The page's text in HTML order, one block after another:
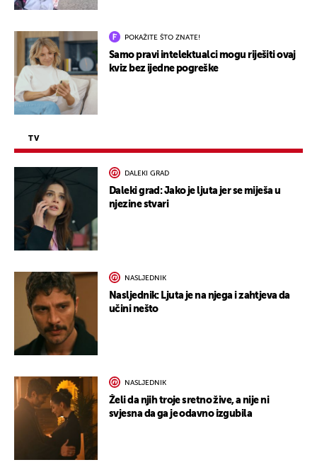
POKAŽITE ŠTO ZNATE!
Samo pravi intelektualci mogu riješiti ovaj
kviz bez ijedne pogreške
TV
DALEKI GRAD
Daleki grad: Jako je ljuta jer se miješa u
njezine stvari
NASLJEDNIK
Nasljednik: Ljuta je na njega i zahtjeva da
učini nešto
NASLJEDNIK
Želi da njih troje sretno žive, a nije ni
svjesna da ga je odavno izgubila